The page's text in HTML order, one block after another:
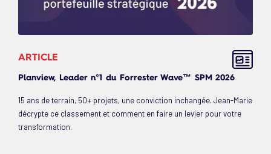
ARTICLE
Planview, Leader n°1 du Forrester Wave™ SPM 2026
15 ans de terrain, 50+ projets, une conviction inchangée. Jean-Marie
décrypte ce classement et comment en faire un levier pour votre
transformation.